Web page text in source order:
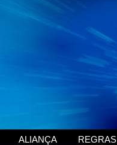
ALIANÇA REGRAS